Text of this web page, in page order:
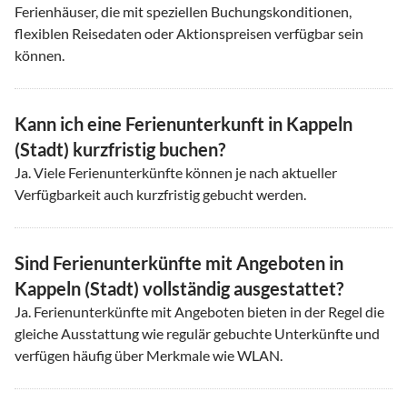
Ferienhäuser, die mit speziellen Buchungskonditionen,
flexiblen Reisedaten oder Aktionspreisen verfügbar sein
können.
Kann ich eine Ferienunterkunft in Kappeln
(Stadt) kurzfristig buchen?
Ja. Viele Ferienunterkünfte können je nach aktueller
Verfügbarkeit auch kurzfristig gebucht werden.
Sind Ferienunterkünfte mit Angeboten in
Kappeln (Stadt) vollständig ausgestattet?
Ja. Ferienunterkünfte mit Angeboten bieten in der Regel die
gleiche Ausstattung wie regulär gebuchte Unterkünfte und
verfügen häufig über Merkmale wie WLAN.